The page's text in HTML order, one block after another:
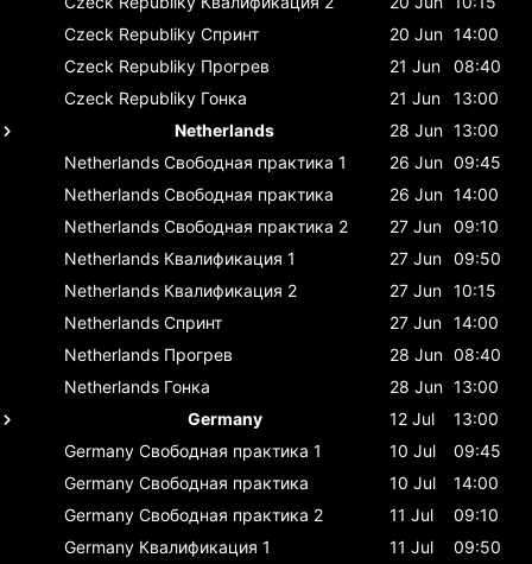
Czeck Republiky Спринт 20 Jun 14:00
Czeck Republiky Прогрев 21 Jun
08:40
Czeck Republiky Гонка 21 Jun
13:00
Netherlands
28 Jun 13:00
Netherlands Свободная практика 1 26 Jun 09:45
Netherlands Свободная практика 26 Jun 14:00
Netherlands Свободная практика 2 27 Jun 09:10
Netherlands Квалификация 1 27 Jun 09:50
Netherlands Квалификация 2 27 Jun 10:15
Netherlands Спринт 27 Jun 14:00
Netherlands Прогрев 28 Jun 08:40
Netherlands Гонка 28 Jun 13:00
Germany
12 Jul
13:00
Germany Свободная практика 1 10 Jul
09:45
Germany Свободная практика 10 Jul
14:00
Germany Свободная практика 2 11 Jul
09:10
Germany Квалификация 1 11 Jul
09:50